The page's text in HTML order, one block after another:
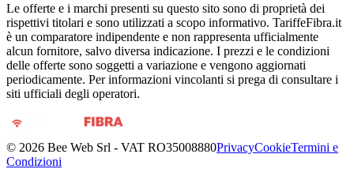
Le offerte e i marchi presenti su questo sito sono di proprietà dei
rispettivi titolari e sono utilizzati a scopo informativo. TariffeFibra.it
è un comparatore indipendente e non rappresenta ufficialmente
alcun fornitore, salvo diversa indicazione. I prezzi e le condizioni
delle offerte sono soggetti a variazione e vengono aggiornati
periodicamente. Per informazioni vincolanti si prega di consultare i
siti ufficiali degli operatori.
© 2026 Bee Web Srl - VAT RO35008880PrivacyCookieTermini e
Condizioni